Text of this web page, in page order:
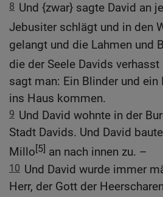
8 Und {zwar} sagte David an
Jebusiter schlägt und in den
gelangt und die Lahmen und
die der Seele Davids
sagt man: Ein Blinder und
ins Haus kommen.
9 Und David wohnte in der
Stadt Davids. Und David
Millo[5] an nach innen zu. –
10 Und David wurde immer
Herr, der Gott der